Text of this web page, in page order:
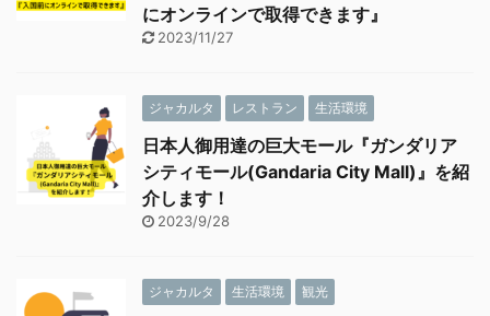
にオンラインで取得できます』
2023/11/27
ジャカルタ レストラン 生活環境
日本人御用達の巨大モール『ガンダリア
シティモール(Gandaria City Mall)』を紹
介します！
2023/9/28
ジャカルタ 生活環境 観光